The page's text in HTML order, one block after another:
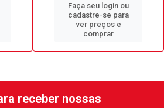
Faça seu login ou
cadastre-se para
ver preços e
comprar
receber nossas